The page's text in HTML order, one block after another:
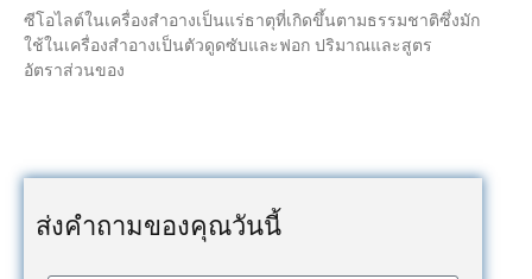
ซีโอไลต์ในเครื่องสำอางเป็นแร่ธาตุที่เกิดขึ้นตามธรรมชาติซึ่งมัก
ใช้ในเครื่องสำอางเป็นตัวดูดซับและฟอก ปริมาณและสูตร
อัตราส่วนของ
ส่งคำถามของคุณวันนี้